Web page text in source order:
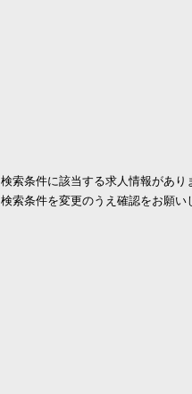
検索条件に該当する求人情報があり
検索条件を変更のうえ確認をお願い